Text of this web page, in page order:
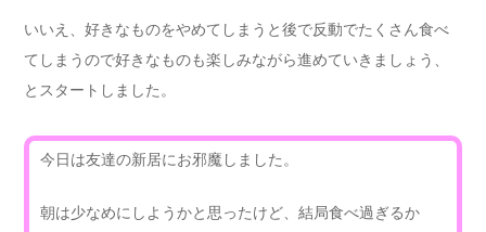
いいえ、好きなものをやめてしまうと後で反動でたくさん食べ
てしまうので好きなものも楽しみながら進めていきましょう、
とスタートしました。
今日は友達の新居にお邪魔しました。
朝は少なめにしようかと思ったけど、結局食べ過ぎるか